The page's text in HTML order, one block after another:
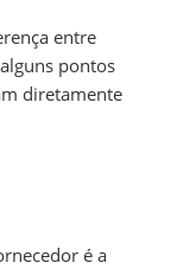
entre
pontos
diretamente
é a